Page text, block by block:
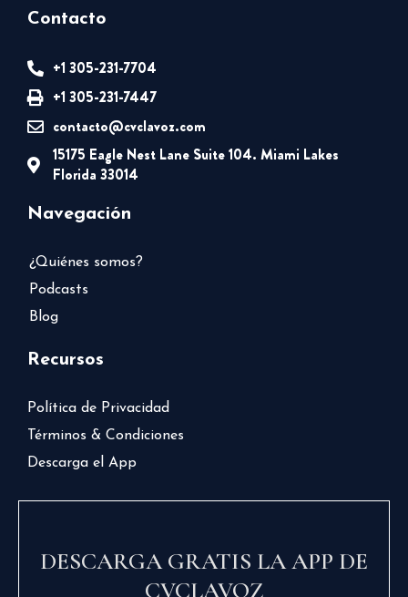
Contacto
+1 305-231-7704
+1 305-231-7447
contacto@cvclavoz.com
15175 Eagle Nest Lane Suite 104. Miami Lakes
Florida 33014
Navegación
¿Quiénes somos?
Podcasts
Blog
Recursos
Política de Privacidad
Términos & Condiciones
Descarga el App
DESCARGA GRATIS LA APP DE
CVCLAVOZ